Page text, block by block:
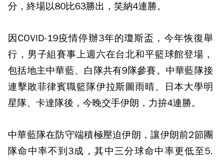
分，終場以80比63勝出，笑納4連勝。
因COVID-19疫情停辦3年的瓊斯盃，今年恢復舉
行，男子組賽事上週六在台北和平籃球館登場，
包括地主中華藍、白隊共有9隊參賽。中華藍隊接
連擊敗菲律賓職籃隊伊拉斯圖雨晴、日本大學明
星隊、卡達隊後，今晚交手伊朗，力拚4連勝。
中華藍隊在防守端積極壓迫伊朗，讓伊朗前2節團
隊命中率不到3成，其中三分球命中率更低至5.